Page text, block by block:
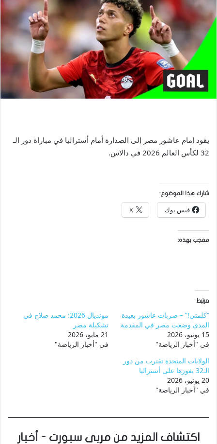
يقود إمام عاشور مصر إلى الصدارة أمام أستراليا في مباراة دور الـ
32 لكأس العالم 2026 في دالاس.
شارك هذا الموضوع:
فيس بوك X
معجب بهذه:
مرتبط
“كلمتي!” – ضربات عاشور بعيدة
المدى وضعت مصر في المقدمة
15 يونيو، 2026
في "أخبار الرياضة"
مونديال 2026: محمد صلاح في
تشكيلة مصر
21 مايو، 2026
في "أخبار الرياضة"
الولايات المتحدة تقترب من دور
الـ32 بفوزها على أستراليا
20 يونيو، 2026
في "أخبار الرياضة"
اكتشاف المزيد من مربى سبورت - أخبار